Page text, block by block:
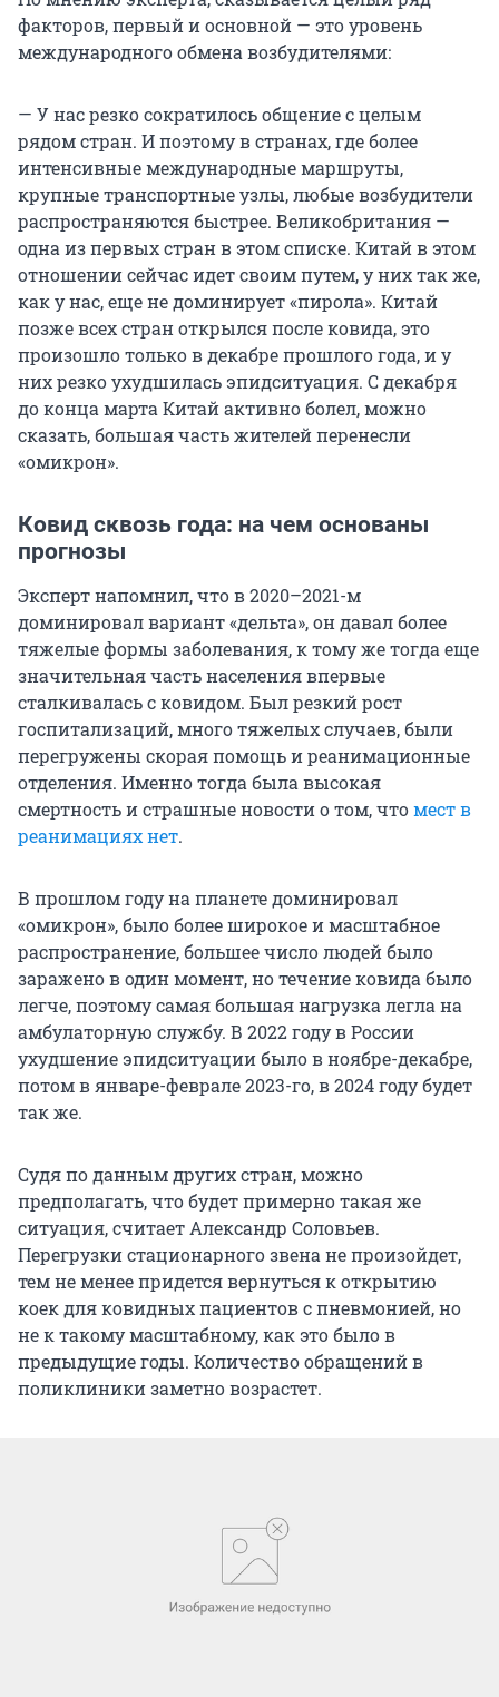
факторов, первый и основной — это уровень
международного обмена возбудителями:
— У нас резко сократилось общение с целым
рядом стран. И поэтому в странах, где более
интенсивные международные маршруты,
крупные транспортные узлы, любые возбудители
распространяются быстрее. Великобритания —
одна из первых стран в этом списке. Китай в этом
отношении сейчас идет своим путем, у них так же,
как у нас, еще не доминирует «пирола». Китай
позже всех стран открылся после ковида, это
произошло только в декабре прошлого года, и у
них резко ухудшилась эпидситуация. С декабря
до конца марта Китай активно болел, можно
сказать, большая часть жителей перенесли
«омикрон».
Ковид сквозь года: на чем основаны
прогнозы
Эксперт напомнил, что в 2020–2021-м
доминировал вариант «дельта», он давал более
тяжелые формы заболевания, к тому же тогда еще
значительная часть населения впервые
сталкивалась с ковидом. Был резкий рост
госпитализаций, много тяжелых случаев, были
перегружены скорая помощь и реанимационные
отделения. Именно тогда была высокая
смертность и страшные новости о том, чтомест в
реанимациях нет.
В прошлом году на планете доминировал
«омикрон», было более широкое и масштабное
распространение, большее число людей было
заражено в один момент, но течение ковида было
легче, поэтому самая большая нагрузка легла на
амбулаторную службу. В 2022 году в России
ухудшение эпидситуации было в ноябре-декабре,
потом в январе-феврале 2023-го, в 2024 году будет
так же.
Судя по данным других стран, можно
предполагать, что будет примерно такая же
ситуация, считает Александр Соловьев.
Перегрузки стационарного звена не произойдет,
тем не менее придется вернуться к открытию
коек для ковидных пациентов с пневмонией, но
не к такому масштабному, как это было в
предыдущие годы. Количество обращений в
поликлиники заметно возрастет.